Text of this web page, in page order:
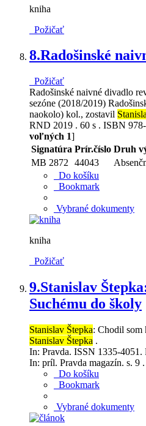
kniha
Požičať
8.Radošinské
Požičať
Radošinské naivné divadlo
sezóne (2018/2019)
naokolo) kol., zostavil
RND 2019 . 60 s . ISBN
voľných 1]
Signatúra Prír.číslo Druh
MB 2872
44043
Do košíku
Bookmark
Vybrané dokumenty
kniha
Požičať
9.Stanislav
Suchému do školy
Stanislav Štepka: Chodil som
Stanislav Štepka .
In: Pravda. ISSN 1335-
In: príl. Pravda magazín. s. 9 .
Do košíku
Bookmark
Vybrané dokumenty